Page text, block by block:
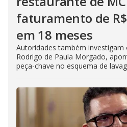
faturamento de
em 18 meses
Autoridades também investigam
Rodrigo de Paula Morgado,
peça-chave no esquema de